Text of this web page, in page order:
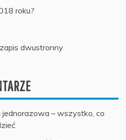
roku?
dwustronny
– wszystko, co